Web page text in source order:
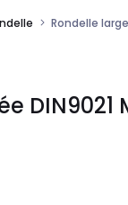
Rondelle
DIN9021